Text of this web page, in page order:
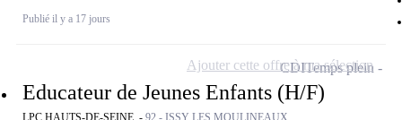
Publié il y a 17 jours
Educateur de Jeunes Enfants (H/F)
LPC HAUTS-DE-SEINE - 92 - ISSY LES MOULINEAUX
CDITemps plein
Ajouter cette offre à ma sélection